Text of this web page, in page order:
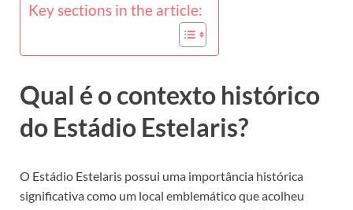
Key sections in the article:
Qual é o contexto histórico
do Estádio Estelaris?
O Estádio Estelaris possui uma importância histórica
significativa como um local emblemático que acolheu